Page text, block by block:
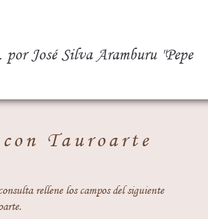
José Silva Aramburu "Pepe
Tauroarte
rellene los campos del siguiente